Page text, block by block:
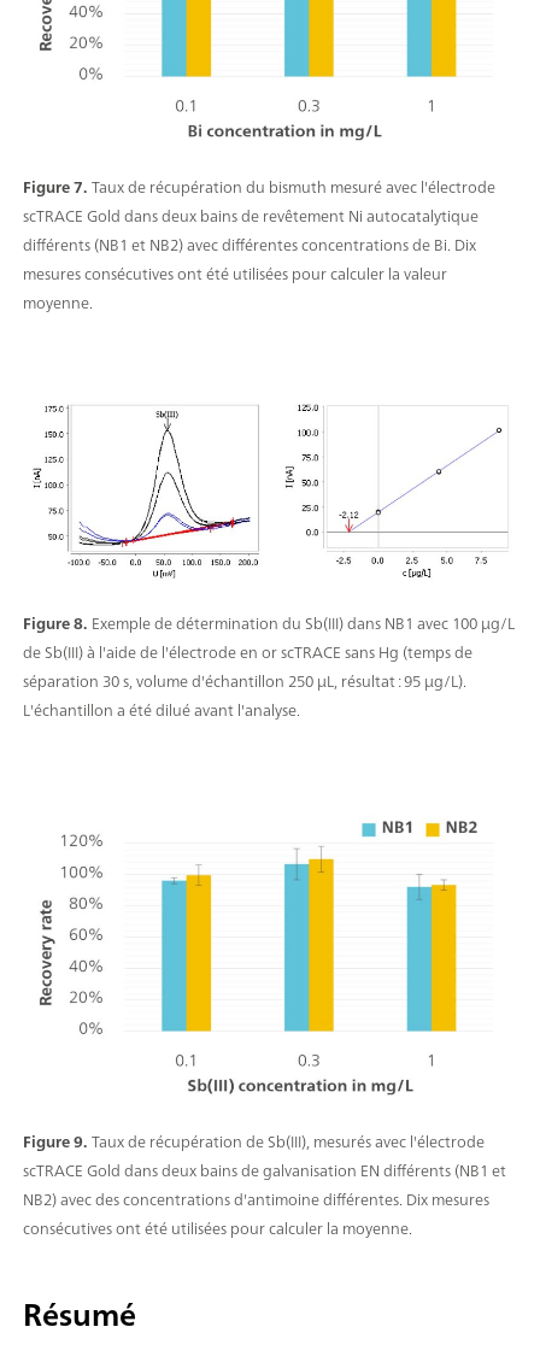
Figure 7.Taux de récupération du bismuth mesuré avec l'électrode
scTRACE Gold dans deux bains de revêtement Ni autocatalytique
différents (NB1 et NB2) avec différentes concentrations de Bi. Dix
mesures consécutives ont été utilisées pour calculer la valeur
moyenne.
Figure 8. Exemple de détermination du Sb(III) dans NB1 avec 100 µg/L
de Sb(III) à l'aide de l'électrode en or scTRACE sans Hg (temps de
séparation 30 s, volume d'échantillon 250 µL, résultat : 95 µg/L).
L'échantillon a été dilué avant l'analyse.
Figure 9.Taux de récupération de Sb(III), mesurés avec l'électrode
scTRACE Gold dans deux bains de galvanisation EN différents (NB1 et
NB2) avec des concentrations d'antimoine différentes. Dix mesures
consécutives ont été utilisées pour calculer la moyenne.
Résumé